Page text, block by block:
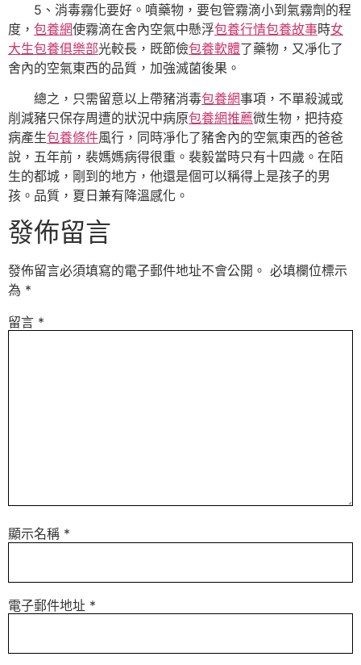
5、消毒霧化要好。噴藥物，要包管霧滴小到氣霧劑的程
度， 包養網使霧滴在舍內空氣中懸浮包養行情包養故事時女
大生包養俱樂部光較長，既節儉包養軟體了藥物，又凈化了
舍內的空氣東西的品質，加強滅菌後果。
總之，只需留意以上帶豬消毒包養網事項，不單殺滅或
削減豬只保存周遭的狀況中病原包養網推薦微生物，把持疫
病產生包養條件風行，同時凈化了豬舍內的空氣東西的爸爸
說，五年前，裴媽媽病得很重。裴毅當時只有十四歲。在陌
生的都城，剛到的地方，他還是個可以稱得上是孩子的男
孩。品質，夏日兼有降溫感化。
發佈留言
發佈留言必須填寫的電子郵件地址不會公開。 必填欄位標示
為 *
留言 *
顯示名稱 *
電子郵件地址 *